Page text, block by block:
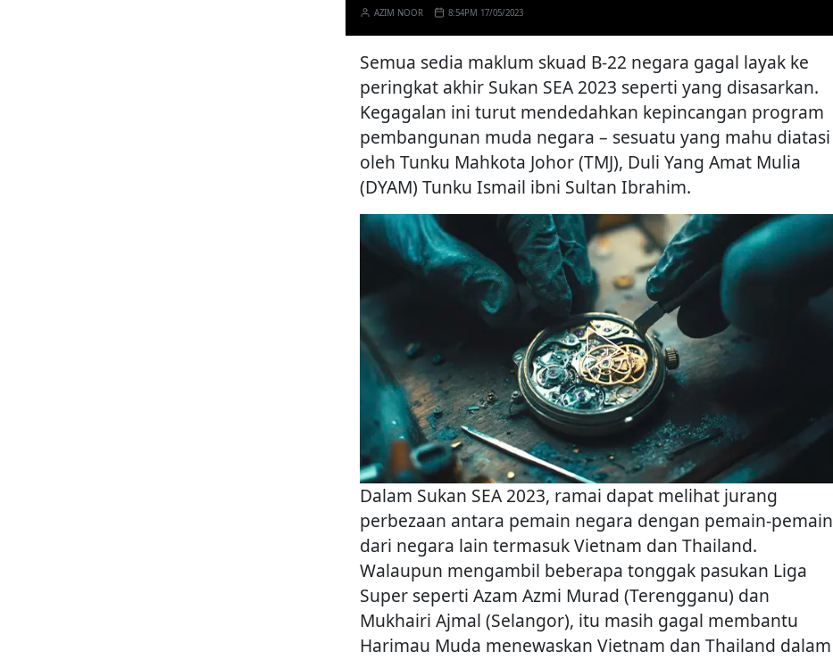
AZIM NOOR 8:54PM 17/05/2023
Semua sedia maklum skuad B-22 negara gagal layak ke
peringkat akhir Sukan SEA 2023 seperti yang disasarkan.
Kegagalan ini turut mendedahkan kepincangan program
pembangunan muda negara – sesuatu yang mahu diatasi
oleh Tunku Mahkota Johor (TMJ), Duli Yang Amat Mulia
(DYAM) Tunku Ismail ibni Sultan Ibrahim.
Dalam Sukan SEA 2023, ramai dapat melihat jurang
perbezaan antara pemain negara dengan pemain-pemain
dari negara lain termasuk Vietnam dan Thailand.
Walaupun mengambil beberapa tonggak pasukan Liga
Super seperti Azam Azmi Murad (Terengganu) dan
Mukhairi Ajmal (Selangor), itu masih gagal membantu
Harimau Muda menewaskan Vietnam dan Thailand dalam